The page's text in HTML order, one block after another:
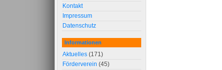
Kontakt
Impressum
Datenschutz
Informationen
Aktuelles (171)
Förderverein (45)